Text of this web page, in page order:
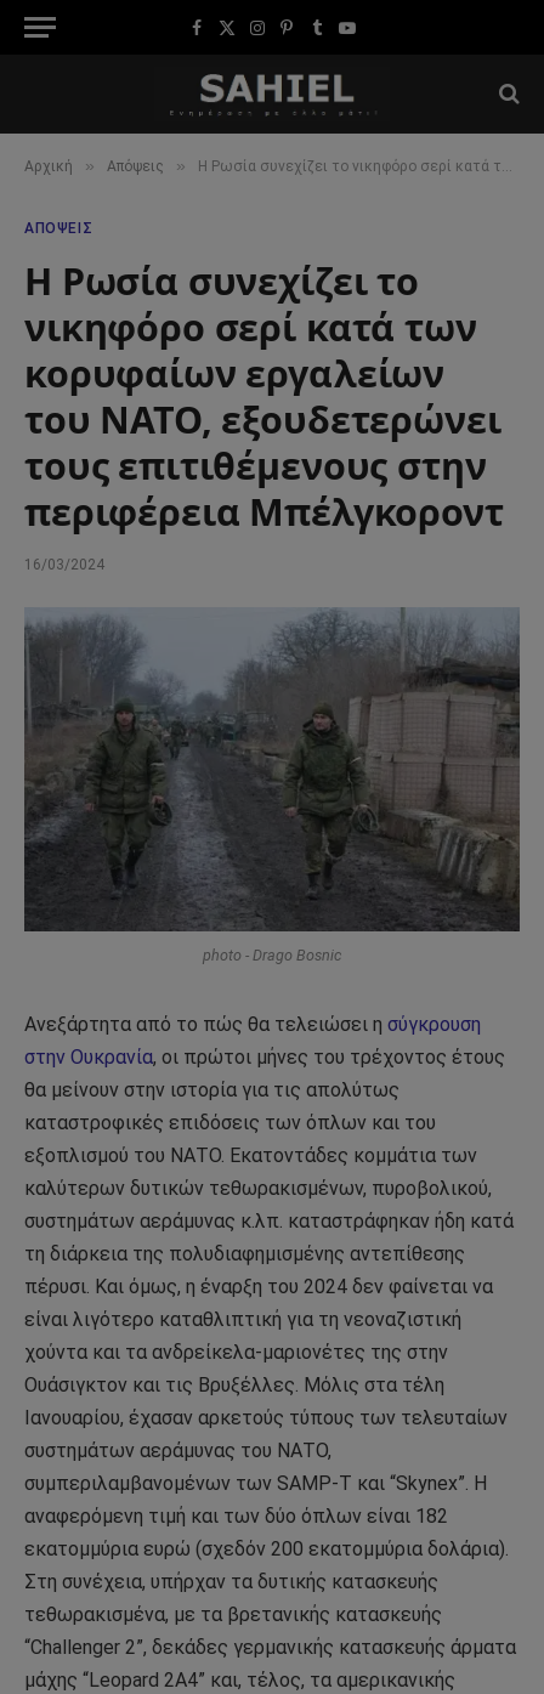
Facebook
X
Instagram
Pinterest
TumblrYouTube
Αρχική » Απόψεις » Η Ρωσία συνεχίζει το νικηφόρο σερί κατά των κορυφαίων εργαλείων του ΝΑΤΟ, εξουδετερώνει τους επιτιθέμενους στην περιφέρεια Μπέλγκοροντ
ΑΠΌΨΕΙΣ
Η Ρωσία συνεχίζει το
νικηφόρο σερί κατά των
κορυφαίων εργαλείων
του ΝΑΤΟ, εξουδετερώνει
τους επιτιθέμενους στην
περιφέρεια Μπέλγκοροντ
16/03/2024
photo - Drago Bosnic
Ανεξάρτητα από το πώς θα τελειώσει η σύγκρουση
στην Ουκρανία, οι πρώτοι μήνες του τρέχοντος έτους
θα μείνουν στην ιστορία για τις απολύτως
καταστροφικές επιδόσεις των όπλων και του
εξοπλισμού του ΝΑΤΟ. Εκατοντάδες κομμάτια των
καλύτερων δυτικών τεθωρακισμένων, πυροβολικού,
συστημάτων αεράμυνας κ.λπ. καταστράφηκαν ήδη κατά
τη διάρκεια της πολυδιαφημισμένης αντεπίθεσης
πέρυσι. Και όμως, η έναρξη του 2024 δεν φαίνεται να
είναι λιγότερο καταθλιπτική για τη νεοναζιστική
χούντα και τα ανδρείκελα-μαριονέτες της στην
Ουάσιγκτον και τις Βρυξέλλες. Μόλις στα τέλη
Ιανουαρίου, έχασαν αρκετούς τύπους των τελευταίων
συστημάτων αεράμυνας του ΝΑΤΟ,
συμπεριλαμβανομένων των SAMP-T και “Skynex”. Η
αναφερόμενη τιμή και των δύο όπλων είναι 182
εκατομμύρια ευρώ (σχεδόν 200 εκατομμύρια δολάρια).
Στη συνέχεια, υπήρχαν τα δυτικής κατασκευής
τεθωρακισμένα, με τα βρετανικής κατασκευής
“Challenger 2”, δεκάδες γερμανικής κατασκευής άρματα
μάχης “Leopard 2A4” και, τέλος, τα αμερικανικής